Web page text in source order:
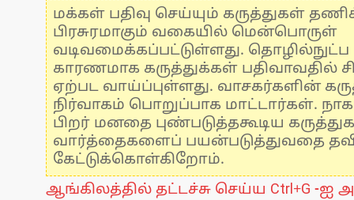
மக்கள் பதிவு செய்யும் கருத்துகள்
பிரசுரமாகும் வகையில் மென்பொருள்
வடிவமைக்கப்பட்டுள்ளது.
காரணமாக கருத்துக்கள் பதிவாவதில்
ஏற்பட வாய்ப்புள்ளது. வாசகர்களின்
நிர்வாகம் பொறுப்பாக மாட்டார்கள்.
பிறர் மனதை புண்படுத்தகூடிய
வார்த்தைகளைப் பயன்படுத்துவதை
கேட்டுக்கொள்கிறோம்.
ஆங்கிலத்தில் தட்டச்சு செய்ய Ctrl+G -ஐ